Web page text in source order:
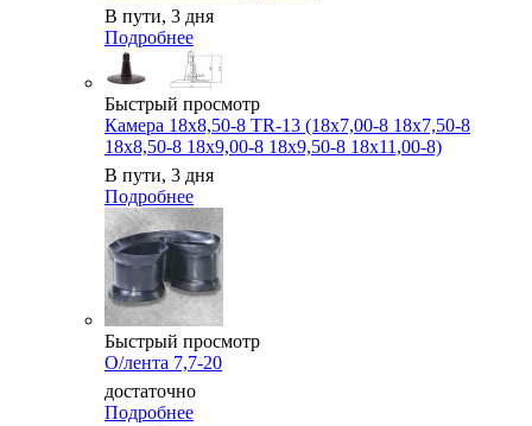
В пути, 3 дня
Подробнее
Быстрый просмотр
Камера 18x8,50-8 TR-13 (18x7,00-8 18x7,50-8
18x8,50-8 18x9,00-8 18x9,50-8 18x11,00-8)
В пути, 3 дня
Подробнее
Быстрый просмотр
О/лента 7,7-20
достаточно
Подробнее